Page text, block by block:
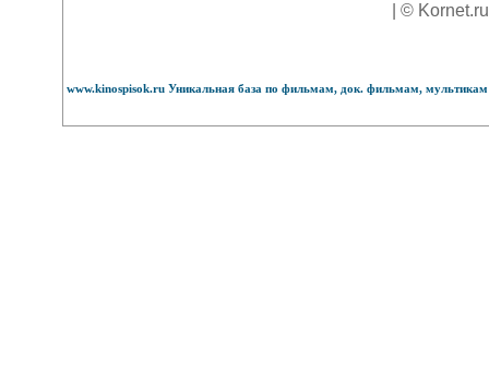
| ©
www.kinospisok.ru Уникальная база по фильмам, док. фильмам,